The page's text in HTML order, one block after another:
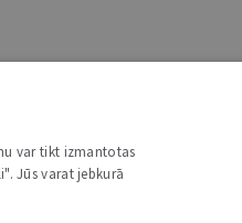
var tikt izmantotas
Jūs varat jebkurā